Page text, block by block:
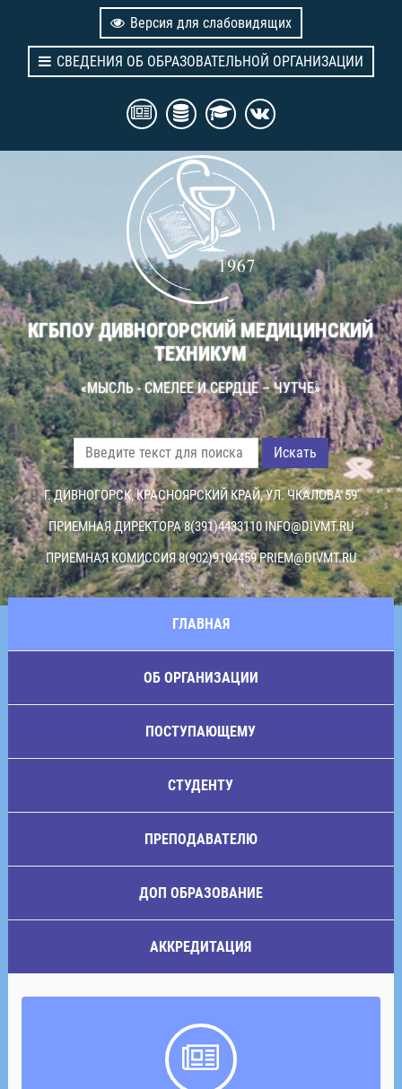
Версия для слабовидящих
СВЕДЕНИЯ ОБ ОБРАЗОВАТЕЛЬНОЙ ОРГАНИЗАЦИИ
КГБПОУ ДИВНОГОРСКИЙ МЕДИЦИНСКИЙ
ТЕХНИКУМ
«МЫСЛЬ - СМЕЛЕЕ И СЕРДЦЕ – ЧУТЧЕ»
Искать
Г. ДИВНОГОРСК, КРАСНОЯРСКИЙ КРАЙ, УЛ. ЧКАЛОВА 59
ПРИЕМНАЯ ДИРЕКТОРА 8(391)4433110INFO@DIVMT.RU
ПРИЕМНАЯ КОМИССИЯ 8(902)9104459PRIEM@DIVMT.RU
ГЛАВНАЯ
ОБ ОРГАНИЗАЦИИ
ПОСТУПАЮЩЕМУ
СТУДЕНТУ
ПРЕПОДАВАТЕЛЮ
ДОП ОБРАЗОВАНИЕ
АККРЕДИТАЦИЯ